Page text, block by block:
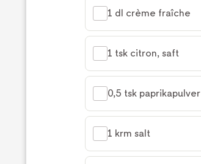
1 dl crème fraîche
1 tsk citron, saft
0,5 tsk paprikapulver
1 krm salt